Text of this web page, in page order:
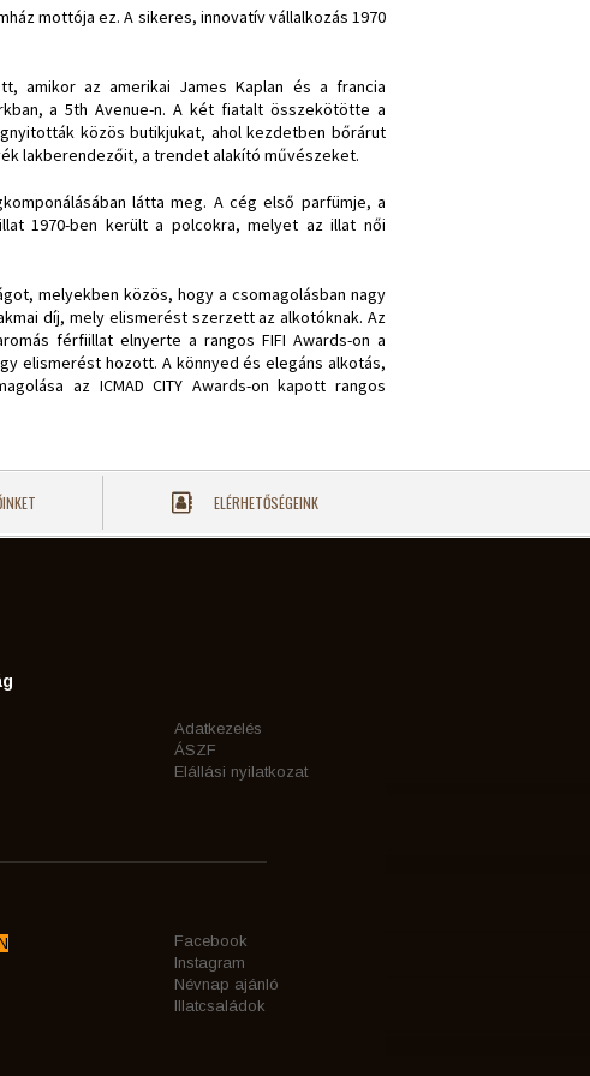
mottója ez. A sikeres, innovatív vállalkozás 1970
amikor az amerikai James Kaplan és a francia
a 5th Avenue-n. A két fiatalt összekötötte a
közös butikjukat, ahol kezdetben bőrárut
lakberendezőit, a trendet alakító művészeket.
látta meg. A cég első parfümje, a
1970-ben került a polcokra, melyet az illat női
melyekben közös, hogy a csomagolásban nagy
díj, mely elismerést szerzett az alkotóknak. Az
férfiillat elnyerte a rangos FIFI Awards-on a
elismerést hozott. A könnyed és elegáns alkotás,
az ICMAD CITY Awards-on kapott rangos
ELÉRHETŐSÉGEINK
Adatkezelés
ÁSZF
Elállási nyilatkozat
Facebook
Instagram
Névnap ajánló
Illatcsaládok